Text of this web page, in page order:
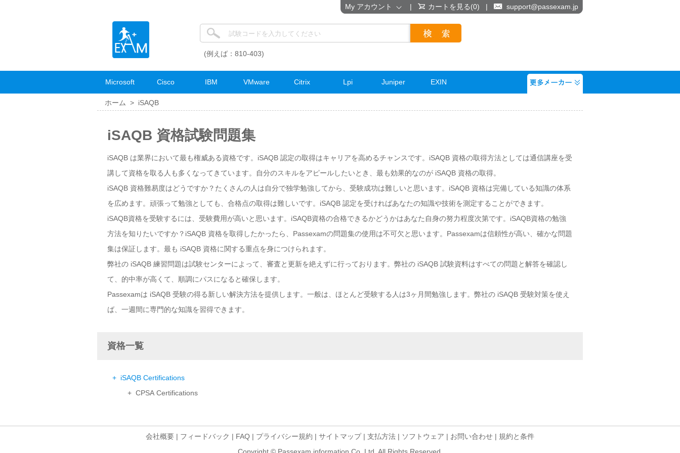
(例えば：810-403)
Microsoft Cisco IBM VMware Citrix Lpi Juniper EXIN
ホーム > iSAQB
iSAQB 資格試験問題集
iSAQB は業界において最も権威ある資格です。iSAQB 認定の取得はキャリアを高めるチャンスです。iSAQB 資格の取得方法としては通信講座を受
講して資格を取る人も多くなってきています。自分のスキルをアピールしたいとき、最も効果的なのが iSAQB 資格の取得。
iSAQB 資格難易度はどうですか？たくさんの人は自分で独学勉強してから、受験成功は難しいと思います。iSAQB 資格は完備している知識の体系
を広めます。頑張って勉強としても、合格点の取得は難しいです。iSAQB 認定を受ければあなたの知識や技術を測定することができます。
iSAQB資格を受験するには、受験費用が高いと思います。iSAQB資格の合格できるかどうかはあなた自身の努力程度次第です。iSAQB資格の勉強
方法を知りたいですか？iSAQB 資格を取得したかったら、Passexamの問題集の使用は不可欠と思います。Passexamは信頼性が高い、確かな問題
集は保証します。最も iSAQB 資格に関する重点を身につけられます。
弊社の iSAQB 練習問題は試験センターによって、審査と更新を絶えずに行っております。弊社の iSAQB 試験資料はすべての問題と解答を確認し
て、的中率が高くて、順調にパスになると確保します。
Passexamは iSAQB 受験の得る新しい解決方法を提供します。一般は、ほとんど受験する人は3ヶ月間勉強します。弊社の iSAQB 受験対策を使え
ば、一週間に専門的な知識を習得できます。
資格一覧
+ iSAQB Certifications
+ CPSA Certifications
My アカウント | カートを見る(0) | support@passexam.jp
会社概要 | フィードバック | FAQ | プライバシー規約 | サイトマップ| 支払方法 | ソフトウェア | お問い合わせ | 規約と条件